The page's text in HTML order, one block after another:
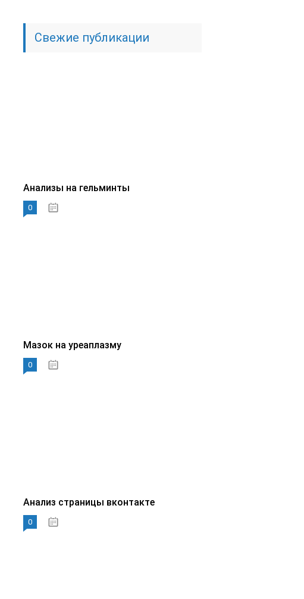
Свежие публикации
Анализы на гельминты
0
Мазок на уреаплазму
0
Анализ страницы вконтакте
0